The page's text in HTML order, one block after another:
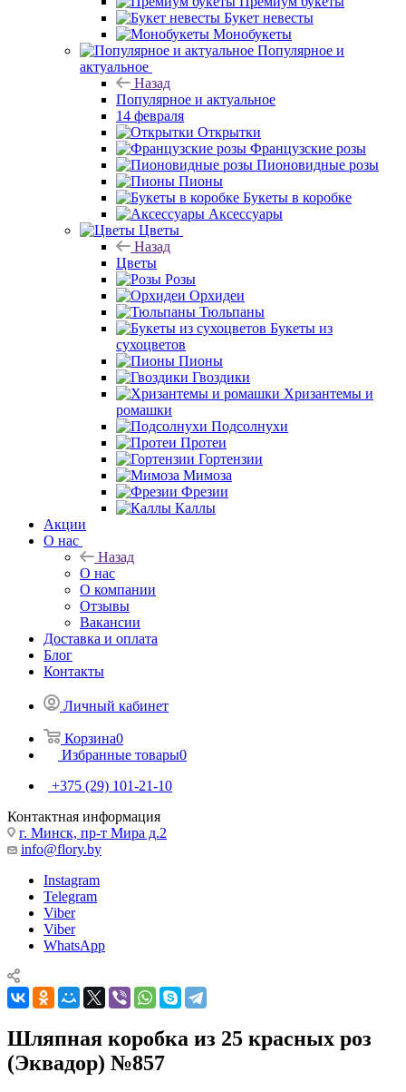
Букет невесты
Монобукеты
Популярное и
актуальное
Назад
Популярное и актуальное
14 февраля
Открытки
Французские розы
Пионовидные розы
Пионы
Букеты в коробке
Аксессуары
Цветы
Назад
Цветы
Розы
Орхидеи
Тюльпаны
Букеты из
сухоцветов
Пионы
Гвоздики
Хризантемы и
ромашки
Подсолнухи
Протеи
Гортензии
Мимоза
Фрезии
Каллы
Акции
О нас
Назад
О нас
О компании
Отзывы
Вакансии
Доставка и оплата
Блог
Контакты
Личный кабинет
Корзина0
Избранные товары0
+375 (29) 101-21-10
Контактная информация
г. Минск, пр-т Мира д.2
info@flory.by
Instagram
Telegram
Viber
Viber
WhatsApp
Шляпная коробка из 25 красных роз
(Эквадор) №857